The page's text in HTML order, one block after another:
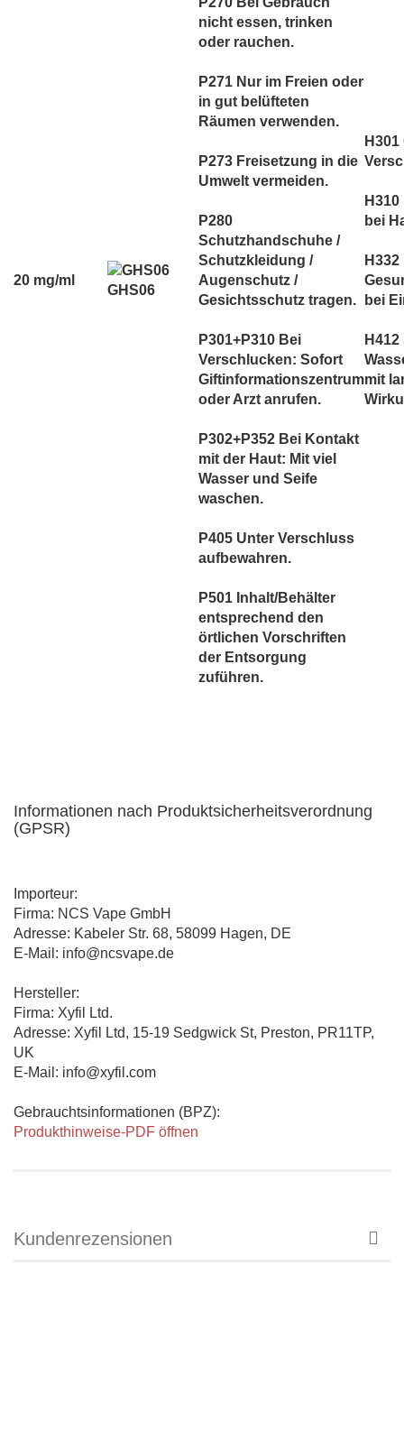
20 mg/ml
GHS06
nicht essen, trinken
oder rauchen.
P271 Nur im Freien oder
in gut belüfteten
Räumen verwenden.
P273 Freisetzung in die
Umwelt vermeiden.
P280
Schutzhandschuhe /
Schutzkleidung /
Augenschutz /
Gesichtsschutz tragen.
P301+P310 Bei
Verschlucken: Sofort
Giftinformationszentrum
oder Arzt anrufen.
P302+P352 Bei Kontakt
mit der Haut: Mit viel
Wasser und Seife
waschen.
P405 Unter Verschluss
aufbewahren.
P501 Inhalt/Behälter
entsprechend den
örtlichen Vorschriften
der Entsorgung
zuführen.
bei
H332
bei
mit
Informationen nach Produktsicherheitsverordnung
(GPSR)
Importeur:
Firma: NCS Vape GmbH
Adresse: Kabeler Str. 68, 58099 Hagen, DE
E-Mail: info@ncsvape.de
Hersteller:
Firma: Xyfil Ltd.
Adresse: Xyfil Ltd, 15-19 Sedgwick St, Preston, PR11TP,
UK
E-Mail: info@xyfil.com
Gebrauchtsinformationen (BPZ):
Produkthinweise-PDF öffnen
Kundenrezensionen